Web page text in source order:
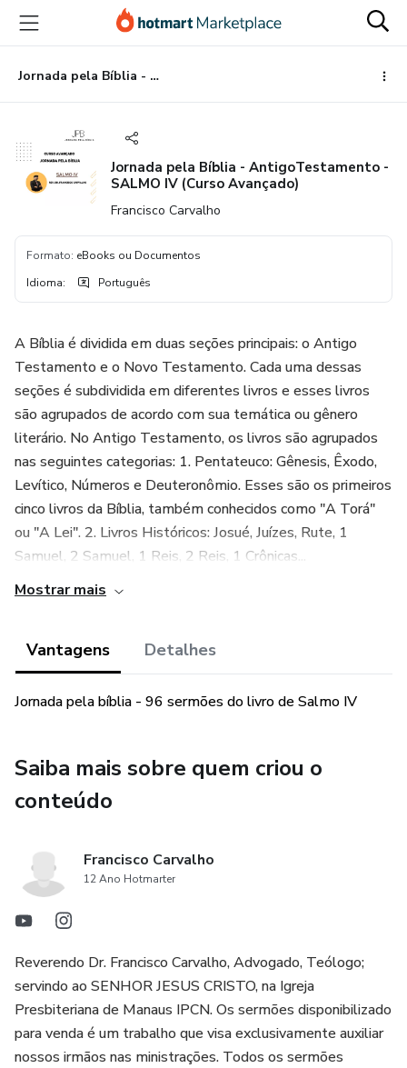
para
conteúdo
principal
para
pagamento
para
rodapé
Jornada pela Bíblia - AntigoTestamento - SALMO IV (Curso Avançado)
Jornada pela Bíblia - AntigoTestamento -
SALMO IV (Curso Avançado)
Francisco Carvalho
Formato: eBooks ou Documentos
Idioma: Português
A Bíblia é dividida em duas seções principais: o Antigo
Testamento e o Novo Testamento. Cada uma dessas
seções é subdividida em diferentes livros e esses livros
são agrupados de acordo com sua temática ou gênero
literário. No Antigo Testamento, os livros são agrupados
nas seguintes categorias: 1. Pentateuco: Gênesis, Êxodo,
Levítico, Números e Deuteronômio. Esses são os primeiros
cinco livros da Bíblia, também conhecidos como "A Torá"
ou "A Lei". 2. Livros Históricos: Josué, Juízes, Rute, 1
Samuel, 2 Samuel, 1 Reis, 2 Reis, 1 Crônicas...
Mostrar mais
Vantagens Detalhes
Jornada pela bíblia - 96 sermões do livro de Salmo IV
Saiba mais sobre quem criou o
conteúdo
Francisco Carvalho
12 Ano Hotmarter
Reverendo Dr. Francisco Carvalho, Advogado, Teólogo;
servindo ao SENHOR JESUS CRISTO, na Igreja
Presbiteriana de Manaus IPCN. Os sermões disponibilizado
para venda é um trabalho que visa exclusivamente auxiliar
nossos irmãos nas ministrações. Todos os sermões